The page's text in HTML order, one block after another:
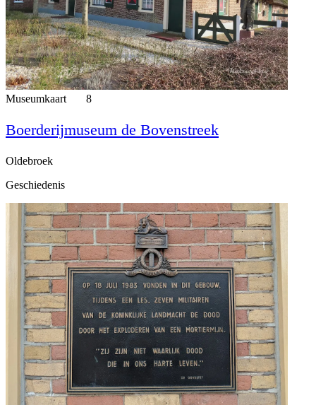
Museumkaart 8
Boerderijmuseum de Bovenstreek
Oldebroek
Geschiedenis